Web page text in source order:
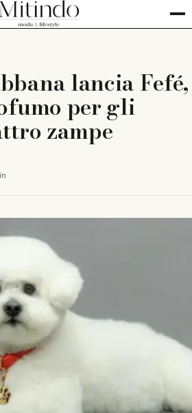
lancia Fefé,
per gli
zampe